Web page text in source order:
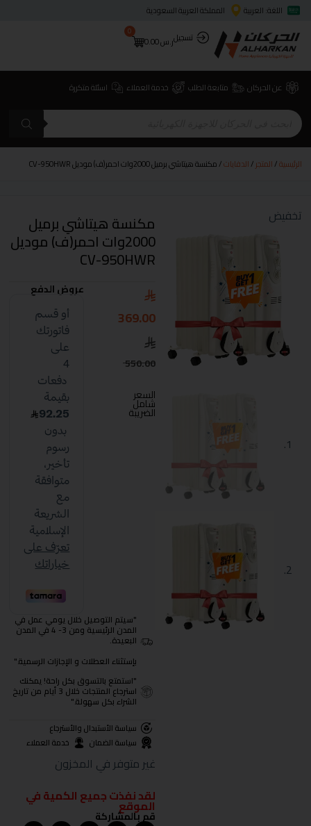
اللغة: العربية
المملكة العربية السعودية
تسجيلر.س0.00
0
عن الحركان متابعة الطلب خدمة العملاء اسئلة متكررة
الرئيسية/المتجر/الدفايات/ مكنسة هيتاشي برميل 2000وات احمر(ف) موديل CV-950HWR
تخفيض مكنسة هيتاشي برميل
2000وات احمر(ف) موديل
CV-950HWR
550.00
369.00
السعر
شامل
الضريبة
عروض الدفع
"سيتم التوصيل خلال يومي عمل في
المدن الرئيسية ومن 3- 4 في المدن
البعيدة.
بإستثناء العطلات و الإجازات الرسمية."
"استمتع بالتسوق بكل راحة! يمكنك
استرجاع المنتجات خلال 3 أيام من تاريخ
الشراء بكل سهولة."
سياسة الأستبدال والأسترجاع
سياسة الضمان
خدمة العملاء
غير متوفر في المخزون
لقد نفذت جميع الكمية في
الموقع
قم بالمشاركة